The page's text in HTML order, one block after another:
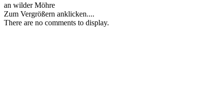
an wilder Möhre
Zum Vergrößern anklicken....
There are no comments to display.